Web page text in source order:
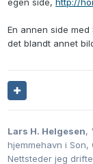
En annen side
det blandt annet
Lars H. Helgesen,
hjemmehavn i Son,
Nettsteder jeg